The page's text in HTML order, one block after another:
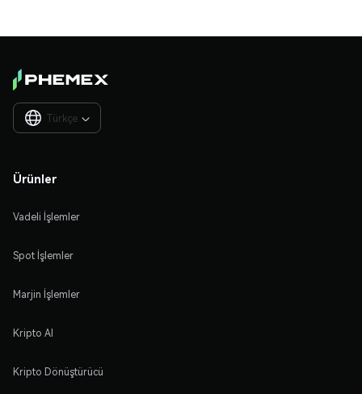
Türkçe 
Ürünler
Vadeli İşlemler
Spot İşlemler
Marjin İşlemler
Kripto Al
Kripto Dönüştürücü